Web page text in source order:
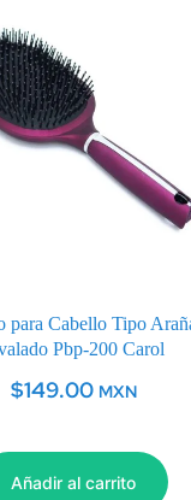
para Cabello Tipo
Pbp-200 Carol
$149.00 MXN
Añadir al carrito